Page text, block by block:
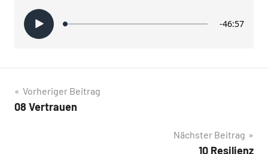
Beitragsnavigation
Vorheriger Beitrag
08 Vertrauen
Nächster Beitrag
10 Resilienz